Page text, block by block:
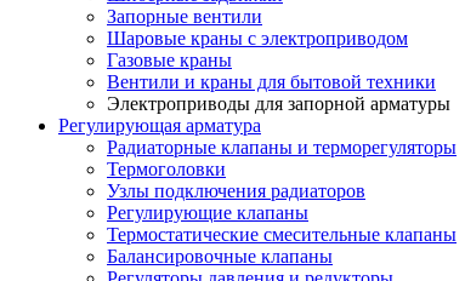
Запорные вентили
Шаровые краны с электроприводом
Газовые краны
Вентили и краны для бытовой техники
Электроприводы для запорной арматуры
Регулирующая арматура
Радиаторные клапаны и терморегуляторы
Термоголовки
Узлы подключения радиаторов
Регулирующие клапаны
Термостатические смесительные клапаны
Балансировочные клапаны